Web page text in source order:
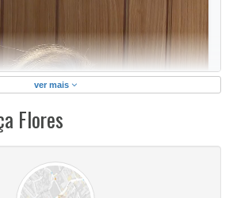
ver mais
Flores